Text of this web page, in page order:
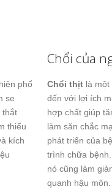
phổ
se
thắt
thiểu
kích
Chổi của
Chổi thịt là
đến với lợi ích
hợp chất giúp
làm săn chắc
phát triển của
trình chữa
nó cũng làm
quanh hậu môn.